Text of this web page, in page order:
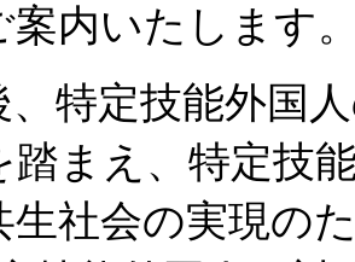
案内いたしま
特定技能外国
踏まえ、特定技
生社会の実現の